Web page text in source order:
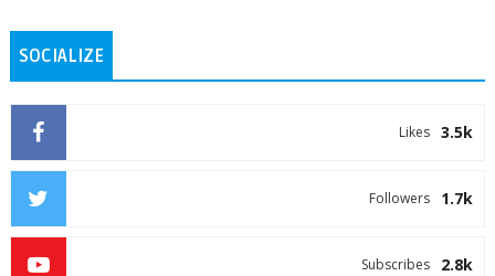
SOCIALIZE
3.5k
Likes
1.7k
Followers
2.8k
Subscribes